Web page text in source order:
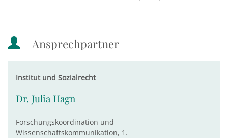
Ansprechpartner
Institut und Sozialrecht
Dr. Julia Hagn
Forschungskoordination und
Wissenschaftskommunikation, 1.